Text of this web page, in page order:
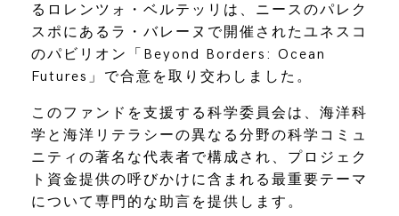
るロレンツォ・ベルテッリは、ニースのパレク
スポにあるラ・バレーヌで開催されたユネスコ
のパビリオン「Beyond Borders: Ocean
Futures」で合意を取り交わしました。
このファンドを支援する科学委員会は、海洋科
学と海洋リテラシーの異なる分野の科学コミュ
ニティの著名な代表者で構成され、プロジェク
ト資金提供の呼びかけに含まれる最重要テーマ
について専門的な助言を提供します。